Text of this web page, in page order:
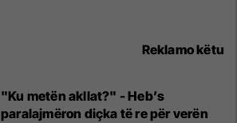
Reklamo këtu
"Ku metën akllat?" - Heb’s
paralajmëron diçka të re për verën